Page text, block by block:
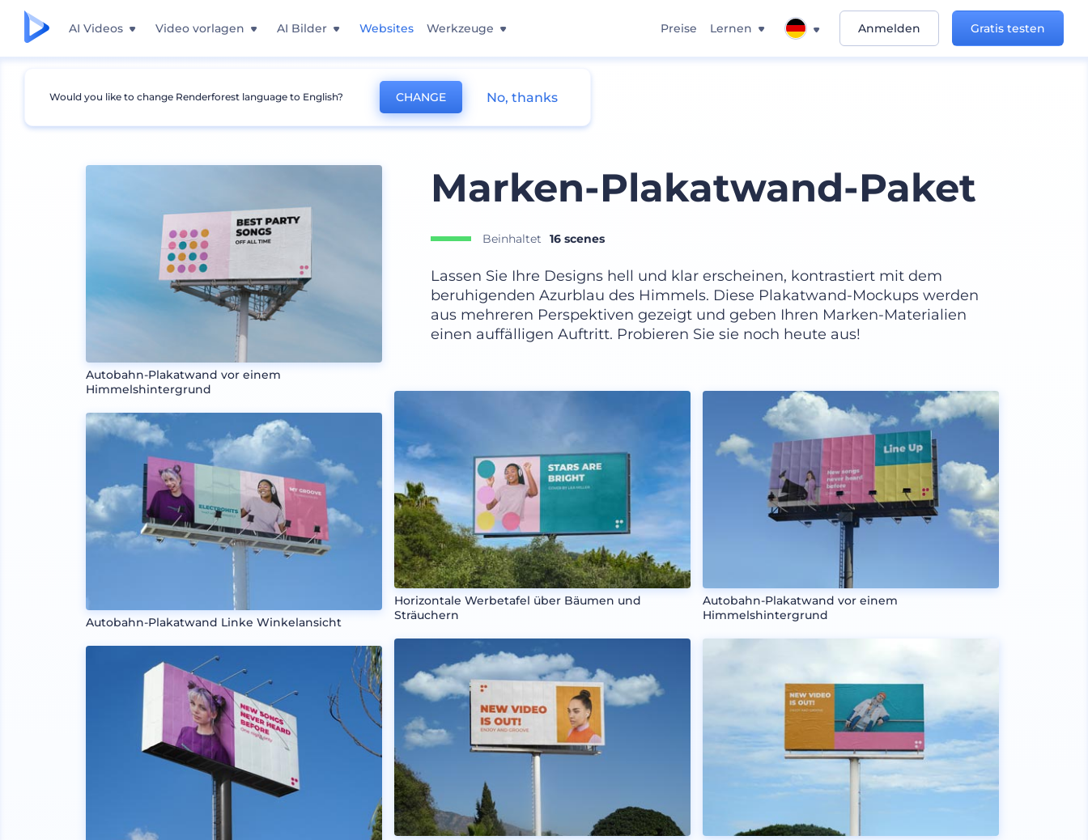
AI Videos Video vorlagen AI Bilder Websites Werkzeuge Preise Lernen Anmelden Gratis testen
Mockups Branding Plakat und Banner Mockup
Autobahn-Plakatwand vor einem
Himmelshintergrund
Autobahn-Plakatwand Linke Winkelansicht
Marken-Plakatwand-Paket
Beinhaltet 16 scenes
Lassen Sie Ihre Designs hell und klar erscheinen, kontrastiert mit dem
beruhigenden Azurblau des Himmels. Diese Plakatwand-Mockups werden
aus mehreren Perspektiven gezeigt und geben Ihren Marken-Materialien
einen auffälligen Auftritt. Probieren Sie sie noch heute aus!
Horizontale Werbetafel über Bäumen und
Sträuchern
Autobahn-Plakatwand vor einem
Himmelshintergrund
Would you like to change Renderforest language to English? CHANGE No, thanks